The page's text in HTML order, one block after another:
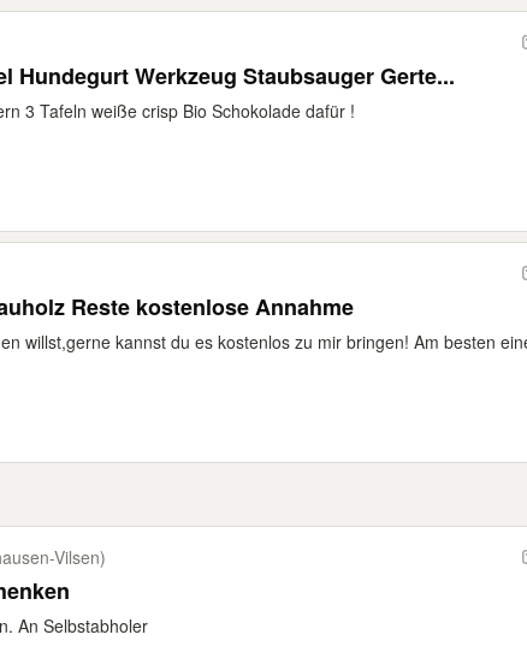
Hundegurt Werkzeug Staubsauger Gerte...
3 Tafeln weiße crisp Bio Schokolade dafür !
Reste kostenlose Annahme
willst,gerne kannst du es kostenlos zu mir bringen! Am besten
​Vilsen)
An Selbstabholer